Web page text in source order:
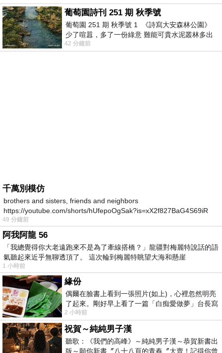
葡萄園詩刊 251 期 秋季號
葡萄園 251 期 秋季號 1 《詩寫大安森林公園》
少了喧囂，多了一份綠意 難能可貴水泥叢林多出
一
42 分鐘前
千萬別模仿
brothers and sisters, friends and neighbors
https://youtube.com/shorts/hUfepoOgSak?is=xX2f827BaG4S69iR
https
49 分鐘前
阿我阿龍 56
「我總覺得你大老遠跑來不是為了牽線搭橋？」龍疆對梅麗特說話的語
氣聽起來近乎無聊透頂了。 這次輪到梅麗特眺望大海和懸崖
1 小時前
緣份
偶爾在臉書上看到一張照片(如上)，心裡忽然明亮
了起來。剛好早上看了一篇「白痴愛做夢」台長寫
的貼文，在回顧年輕時瘋狂愛上
2 小時前
祝賀～純純男子漢
聽歌：《我們的高峰》～純純男子漢～恭賀新書出
版～願你新書〞八十八頁的青春〞大賣！記得你曾